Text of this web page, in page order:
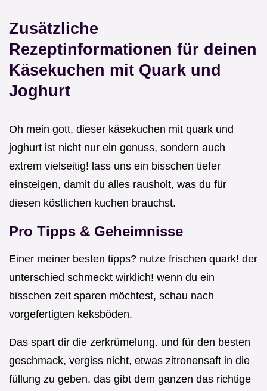
Zusätzliche
Rezeptinformationen für deinen
Käsekuchen mit Quark und
Joghurt
Oh mein gott, dieser käsekuchen mit quark und
joghurt ist nicht nur ein genuss, sondern auch
extrem vielseitig! lass uns ein bisschen tiefer
einsteigen, damit du alles rausholt, was du für
diesen köstlichen kuchen brauchst.
Pro Tipps & Geheimnisse
Einer meiner besten tipps? nutze frischen quark! der
unterschied schmeckt wirklich! wenn du ein
bisschen zeit sparen möchtest, schau nach
vorgefertigten keksböden.
Das spart dir die zerkrümelung. und für den besten
geschmack, vergiss nicht, etwas zitronensaft in die
füllung zu geben. das gibt dem ganzen das richtige